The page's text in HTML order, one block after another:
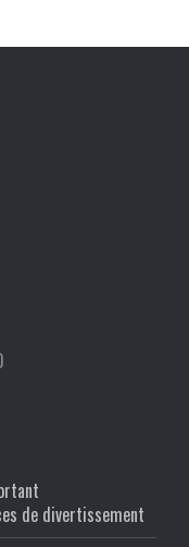
de divertissement